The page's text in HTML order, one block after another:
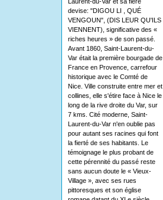
devise: "DIGOU LI , QUÉ
VENGOUN", (DIS LEUR QU'ILS
VIENNENT), significative des «
riches heures » de son passé.
Avant 1860, Saint-Laurent-du-
Var était la première bourgade de
France en Provence, carrefour
historique avec le Comté de
Nice. Ville construite entre mer et
collines, elle s'étire face à Nice le
long de la rive droite du Var, sur
7 kms. Cité moderne, Saint-
Laurent-du-Var n'en oublie pas
pour autant ses racines qui font
la fierté de ses habitants. Le
témoignage le plus probant de
cette pérennité du passé reste
sans aucun doute le « Vieux-
Village », avec ses rues
pittoresques et son église